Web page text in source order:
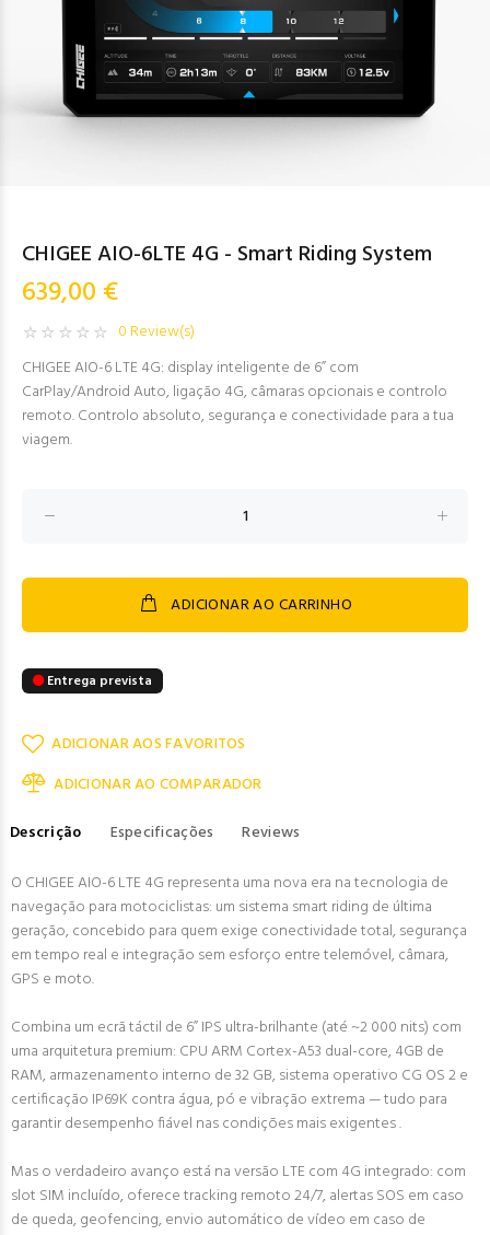
CHIGEE AIO-6LTE 4G - Smart Riding System
639,00 €
0 Review(s)
CHIGEE AIO-6 LTE 4G: display inteligente de 6” com
CarPlay/Android Auto, ligação 4G, câmaras opcionais e controlo
remoto. Controlo absoluto, segurança e conectividade para a tua
viagem.
ADICIONAR AO CARRINHO
Entrega prevista
ADICIONAR AOS FAVORITOS
ADICIONAR AO COMPARADOR
Descrição
Especificações
Reviews
O CHIGEE AIO-6 LTE 4G representa uma nova era na tecnologia de
navegação para motociclistas: um sistema smart riding de última
geração, concebido para quem exige conectividade total, segurança
em tempo real e integração sem esforço entre telemóvel, câmara,
GPS e moto.
Combina um ecrã táctil de 6” IPS ultra-brilhante (até ~2 000 nits) com
uma arquitetura premium: CPU ARM Cortex-A53 dual-core, 4GB de
RAM, armazenamento interno de 32 GB, sistema operativo CG OS 2 e
certificação IP69K contra água, pó e vibração extrema — tudo para
garantir desempenho fiável nas condições mais exigentes .
Mas o verdadeiro avanço está na versão LTE com 4G integrado: com
slot SIM incluído, oferece tracking remoto 24/7, alertas SOS em caso
de queda, geofencing, envio automático de vídeo em caso de